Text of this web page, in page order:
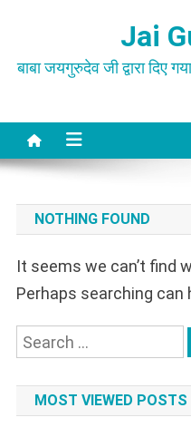
content
Jai
बाबा जयगुरुदेव जी द्वारा दिए
NOTHING FOUND
It seems we can’t find
Perhaps searching can
Search
MOST VIEWED POSTS